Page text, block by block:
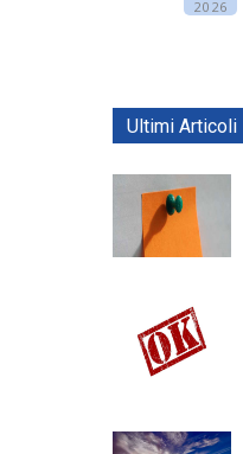
2026
Ultimi Articoli